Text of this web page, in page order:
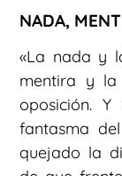
NADA,
«La nada y
mentira y la
oposición.
fantasma
quejado la